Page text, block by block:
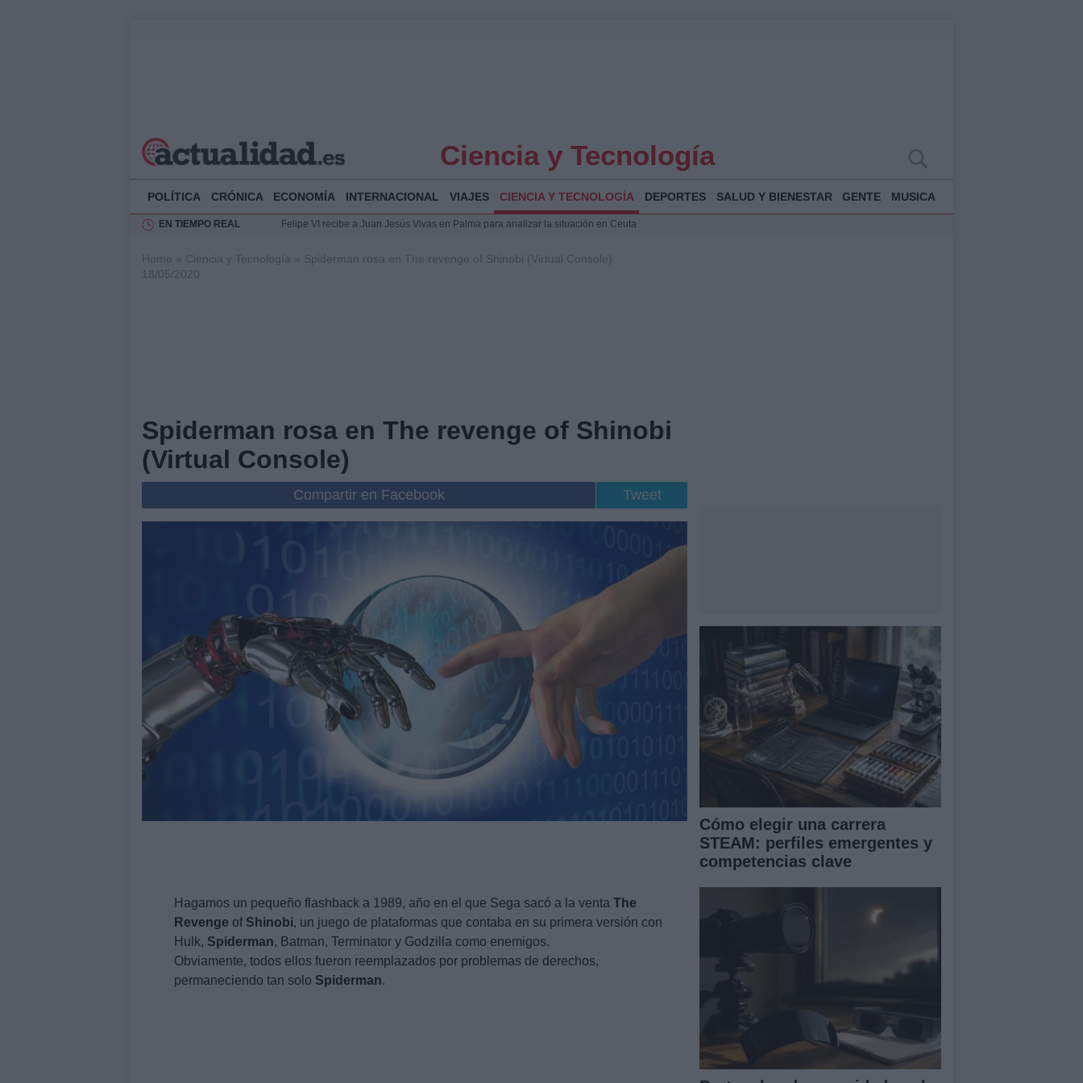
Ciencia y Tecnología
POLÍTICA CRÓNICA ECONOMÍA INTERNACIONAL VIAJES CIENCIA Y TECNOLOGÍA DEPORTES SALUD Y BIENESTAR GENTE MUSICA
EN TIEMPO REAL
Felipe VI recibe a Juan Jesús Vivas en Palma para analizar la situación en Ceuta
Impacto económico y humanitario en Ceuta tras la llegada masiva de migrantes
Home » Ciencia y Tecnología » Spiderman rosa en The revenge of Shinobi (Virtual Console)
18/05/2020
Spiderman rosa en The revenge of Shinobi
(Virtual Console)
Compartir en Facebook Tweet
Hagamos un pequeño flashback a 1989, año en el que Sega sacó a la venta The
Revenge of Shinobi, un juego de plataformas que contaba en su primera versión con
Hulk, Spiderman, Batman, Terminator y Godzilla como enemigos.
Obviamente, todos ellos fueron reemplazados por problemas de derechos,
permaneciendo tan solo Spiderman.
Cómo elegir una carrera
STEAM: perfiles emergentes y
competencias clave